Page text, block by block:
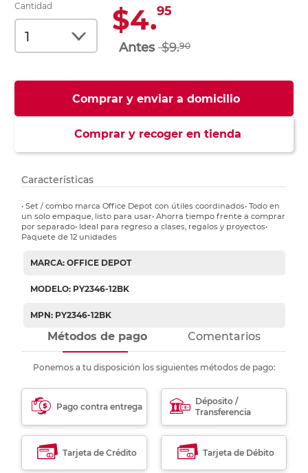
Cantidad $4.95
$9.90
Comprar y enviar a domicilio
Comprar y recoger en tienda
Características
• Set / combo marca Office Depot con útiles coordinados• Todo en
un solo empaque, listo para usar• Ahorra tiempo frente a comprar
por separado• Ideal para regreso a clases, regalos y proyectos•
Paquete de 12 unidades
MARCA: OFFICE DEPOT
MODELO: PY2346-12BK
MPN: PY2346-12BK
Métodos de pago Comentarios
Ponemos a tu disposición los siguientes métodos de pago:
Pago contra entrega
Déposito /
Transferencia
Tarjeta de Crédito Tarjeta de Débito